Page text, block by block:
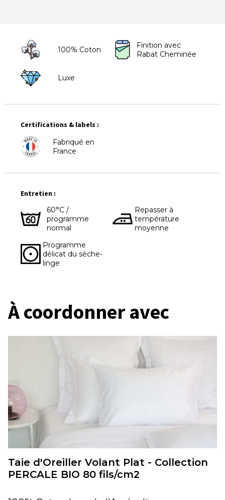
100% Coton
Finition avec
Rabat Cheminée
Luxe
Certifications & labels :
Fabriqué en
France
Entretien :
60°C /
programme
normal
Repasser à
température
moyenne
Programme
délicat du sèche-
linge
À coordonner avec
Taie d'Oreiller Volant Plat - Collection
PERCALE BIO 80 fils/cm2